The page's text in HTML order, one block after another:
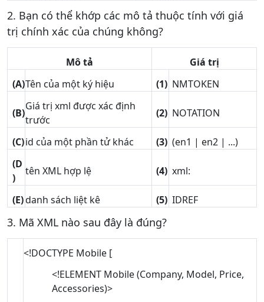
2. Bạn có thể khớp các mô tả thuộc tính với giá
trị chính xác của chúng không?
Mô tả
Giá trị
(A)Tên của một ký hiệu (1) NMTOKEN
(B)
Giá trị xml được xác định
trước
(2) NOTATION
(C)id của một phần tử khác (3) (en1 | en2 | ...)
(D
)
tên XML hợp lệ (4) xml:
(E)danh sách liệt kê (5) IDREF
3. Mã XML nào sau đây là đúng?
<!DOCTYPE Mobile [
<!ELEMENT Mobile (Company, Model, Price,
Accessories)>